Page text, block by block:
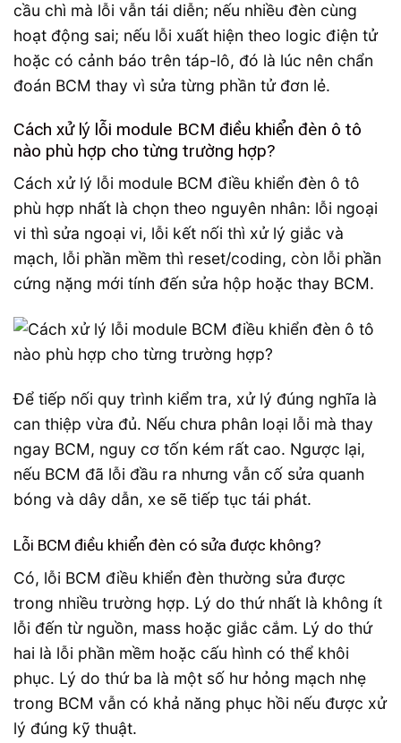
cầu chì mà lỗi vẫn tái diễn; nếu nhiều đèn cùng
hoạt động sai; nếu lỗi xuất hiện theo logic điện tử
hoặc có cảnh báo trên táp-lô, đó là lúc nên chẩn
đoán BCM thay vì sửa từng phần tử đơn lẻ.
Cách xử lý lỗi module BCM điều khiển đèn ô tô
nào phù hợp cho từng trường hợp?
Cách xử lý lỗi module BCM điều khiển đèn ô tô
phù hợp nhất là chọn theo nguyên nhân: lỗi ngoại
vi thì sửa ngoại vi, lỗi kết nối thì xử lý giắc và
mạch, lỗi phần mềm thì reset/coding, còn lỗi phần
cứng nặng mới tính đến sửa hộp hoặc thay BCM.
Để tiếp nối quy trình kiểm tra, xử lý đúng nghĩa là
can thiệp vừa đủ. Nếu chưa phân loại lỗi mà thay
ngay BCM, nguy cơ tốn kém rất cao. Ngược lại,
nếu BCM đã lỗi đầu ra nhưng vẫn cố sửa quanh
bóng và dây dẫn, xe sẽ tiếp tục tái phát.
Lỗi BCM điều khiển đèn có sửa được không?
Có, lỗi BCM điều khiển đèn thường sửa được
trong nhiều trường hợp. Lý do thứ nhất là không ít
lỗi đến từ nguồn, mass hoặc giắc cắm. Lý do thứ
hai là lỗi phần mềm hoặc cấu hình có thể khôi
phục. Lý do thứ ba là một số hư hỏng mạch nhẹ
trong BCM vẫn có khả năng phục hồi nếu được xử
lý đúng kỹ thuật.